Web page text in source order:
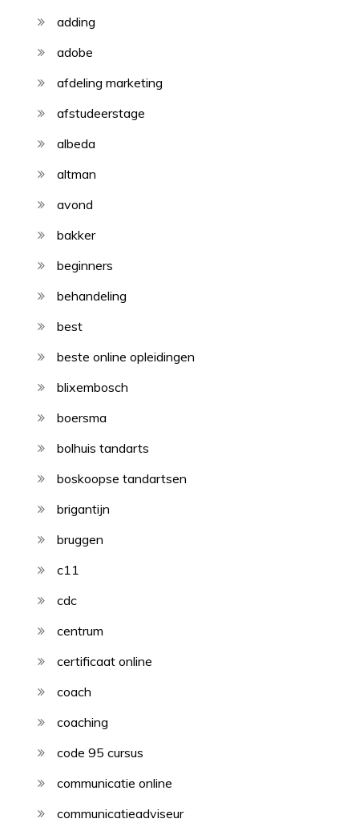
adding
adobe
afdeling marketing
afstudeerstage
albeda
altman
avond
bakker
beginners
behandeling
best
beste online opleidingen
blixembosch
boersma
bolhuis tandarts
boskoopse tandartsen
brigantijn
bruggen
c11
cdc
centrum
certificaat online
coach
coaching
code 95 cursus
communicatie online
communicatieadviseur